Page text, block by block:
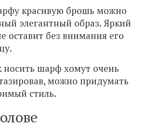
красивую брошь можно
элегантный образ. Яркий
оставит без внимания его
носить шарф хомут очень
можно придумать
стиль.